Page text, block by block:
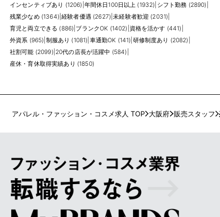
インセンティブあり (1206) 年間休日100日以上 (1932) シフト勤務 (2890)
残業少なめ (1364) |経験者優遇 (2627) |未経験者歓迎 (2031)
育児と両立できる (886) ブランクOK (1402) 資格を活かす (441)
外資系 (965) 制服あり (1081) 車通勤OK (141) 研修制度あり (2082)
社割可能 (2099) 20代の店長が活躍中 (584)
産休・育休取得実績あり (1850)
アパレル・ファッション・コスメ求人 TOP 大阪府 販売スタッフ